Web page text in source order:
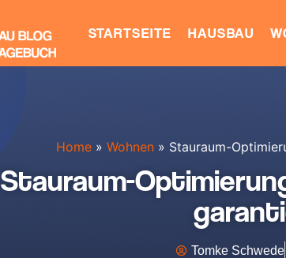
STARTSEITE HAUSBAU
Home » Wohnen » Stauraum-
Stauraum-
Tomke Schwede